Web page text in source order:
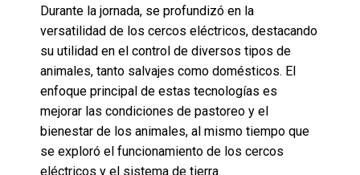
Durante la jornada, se profundizó en la
versatilidad de los cercos eléctricos, destacando
su utilidad en el control de diversos tipos de
animales, tanto salvajes como domésticos. El
enfoque principal de estas tecnologías es
mejorar las condiciones de pastoreo y el
bienestar de los animales, al mismo tiempo que
se exploró el funcionamiento de los cercos
eléctricos y el sistema de tierra.